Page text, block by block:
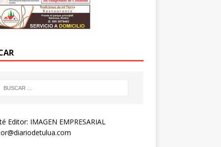
Editor: IMAGEN EMPRESARIAL